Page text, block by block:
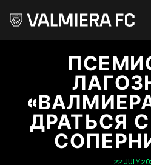
ДРАТЬСЯ
22 JULY